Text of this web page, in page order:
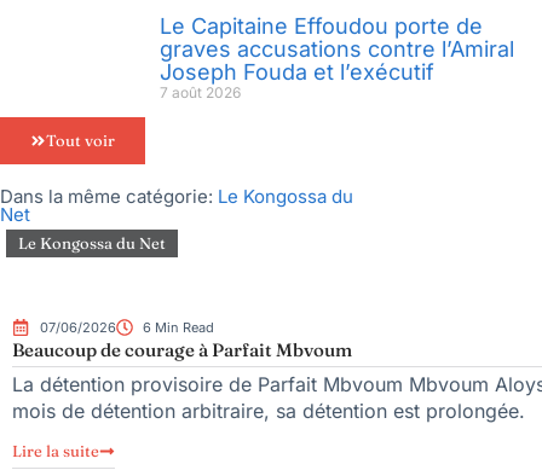
Le Capitaine Effoudou porte de
graves accusations contre l’Amiral
Joseph Fouda et l’exécutif
7 août 2026
Tout voir
Dans la même catégorie: Le Kongossa du
Net
Le Kongossa du Net
07/06/2026 6 Min Read
Beaucoup de courage à Parfait Mbvoum
La détention provisoire de Parfait Mbvoum Mbvoum
mois de détention arbitraire, sa détention est prolongée.
Lire la suite